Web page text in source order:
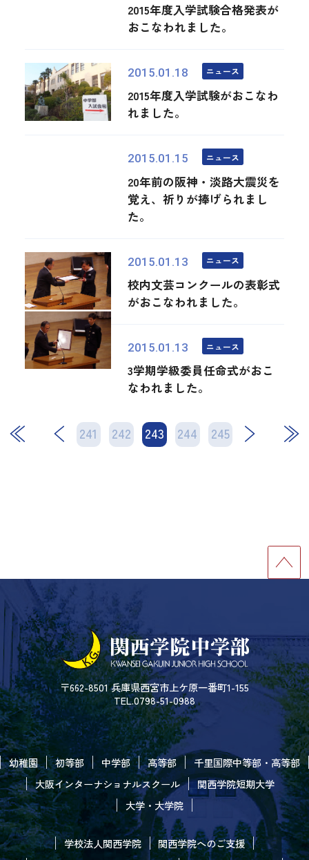
2015年度入学試験合格発表が
おこなわれました。
2015.01.18 ニュース
2015年度入学試験がおこなわ
れました。
2015.01.15 ニュース
20年前の阪神・淡路大震災を
覚え、祈りが捧げられまし
た。
2015.01.13 ニュース
校内文芸コンクールの表彰式
がおこなわれました。
2015.01.13 ニュース
3学期学級委員任命式がおこ
なわれました。
241 242 243 244 245
次 最後
〒662-8501 兵庫県西宮市上ケ原一番町1-155
TEL.0798-51-0988
幼稚園 初等部 中学部 高等部
千里国際中等部・高等部
大阪インターナショナルスクール
関西学院短期大学
大学・大学院
学校法人関西学院
関西学院へのご支援